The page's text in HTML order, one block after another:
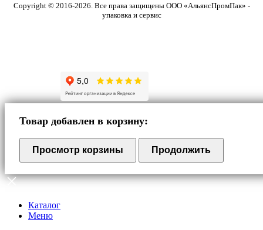
Copyright © 2016-2026. Все права защищены ООО «АльянсПромПак» -
упаковка и сервис
Товар добавлен в корзину:
Просмотр корзины Продолжить
Каталог
Меню